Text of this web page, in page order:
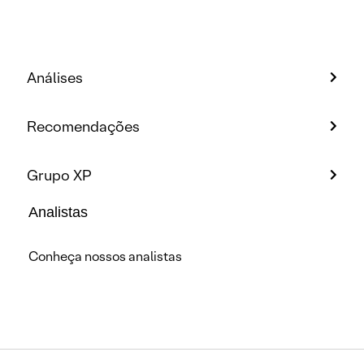
Análises
Recomendações
Grupo XP
Analistas
Conheça nossos analistas